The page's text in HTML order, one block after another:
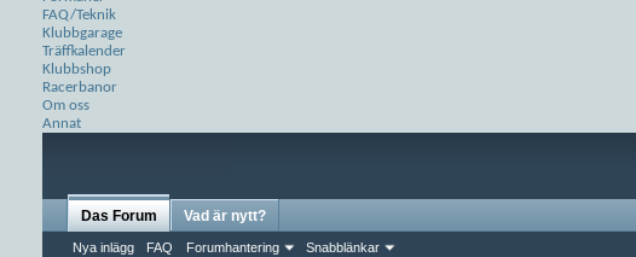
FAQ/Teknik
Klubbgarage
Träffkalender
Klubbshop
Racerbanor
Om oss
Annat
Das Forum
Nya inlägg FAQ Forumhantering Snabblänkar
Vad är nytt?